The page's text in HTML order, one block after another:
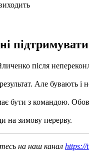
після
Але бувають
бути з командою.
на зимову перерву.
на наш канал https://